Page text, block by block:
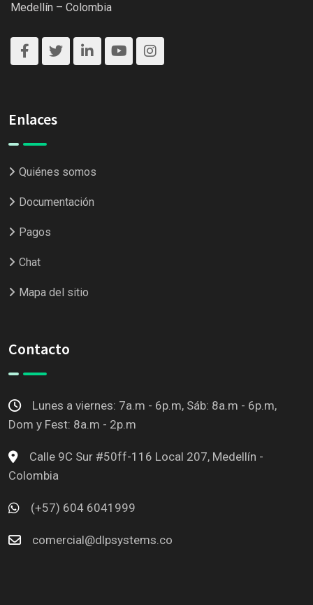
Medellín – Colombia
Enlaces
Quiénes somos
Documentación
Pagos
Chat
Mapa del sitio
Contacto
Lunes a viernes: 7a.m - 6p.m, Sáb: 8a.m - 6p.m,
Dom y Fest: 8a.m - 2p.m
Calle 9C Sur #50ff-116 Local 207, Medellín -
Colombia
(+57) 604 6041999
comercial@dlpsystems.co